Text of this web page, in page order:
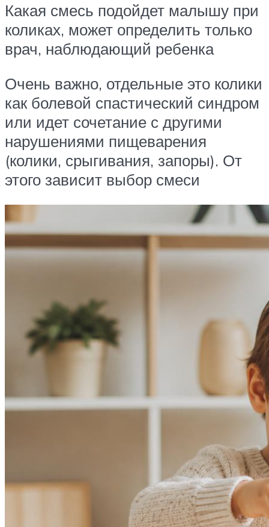
Какая смесь подойдет малышу при
коликах, может определить только
врач, наблюдающий ребенка
Очень важно, отдельные это колики
как болевой спастический синдром
или идет сочетание с другими
нарушениями пищеварения
(колики, срыгивания, запоры). От
этого зависит выбор смеси